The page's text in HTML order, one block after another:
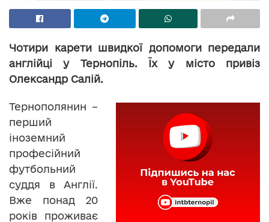
Чотири карети швидкої допомоги передали
англійці у Тернопіль. Їх у місто привіз
Олександр Салій.
Тернополянин –
перший
іноземний
професійний
футбольний
суддя в Англії.
Вже понад 20
років проживає